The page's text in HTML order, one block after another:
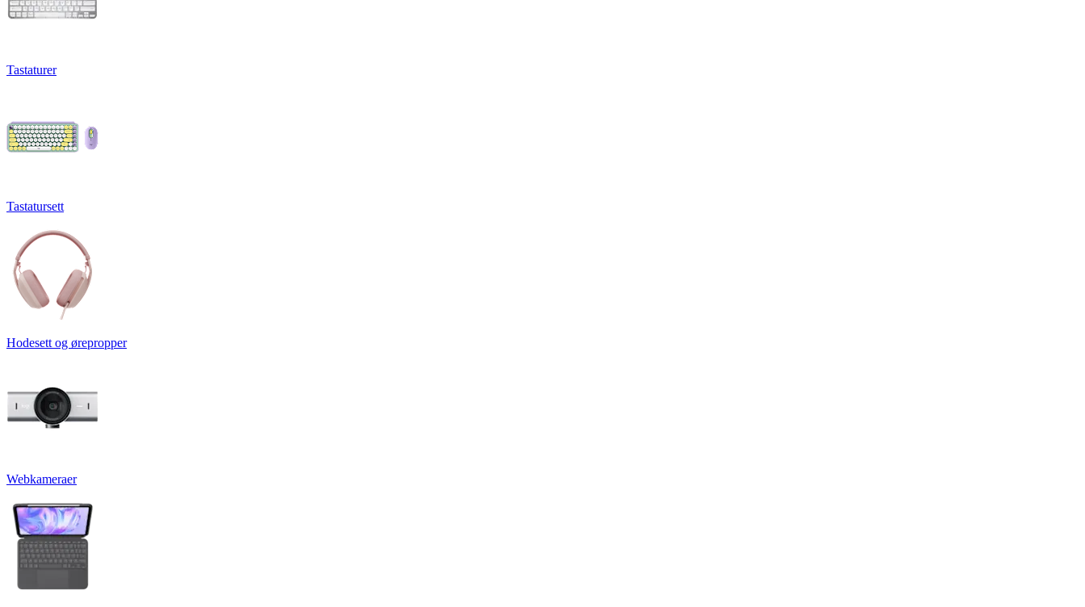
Tastaturer
Tastatursett
Hodesett og ørepropper
Webkameraer